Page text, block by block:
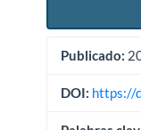
Publicado:
DOI: https://